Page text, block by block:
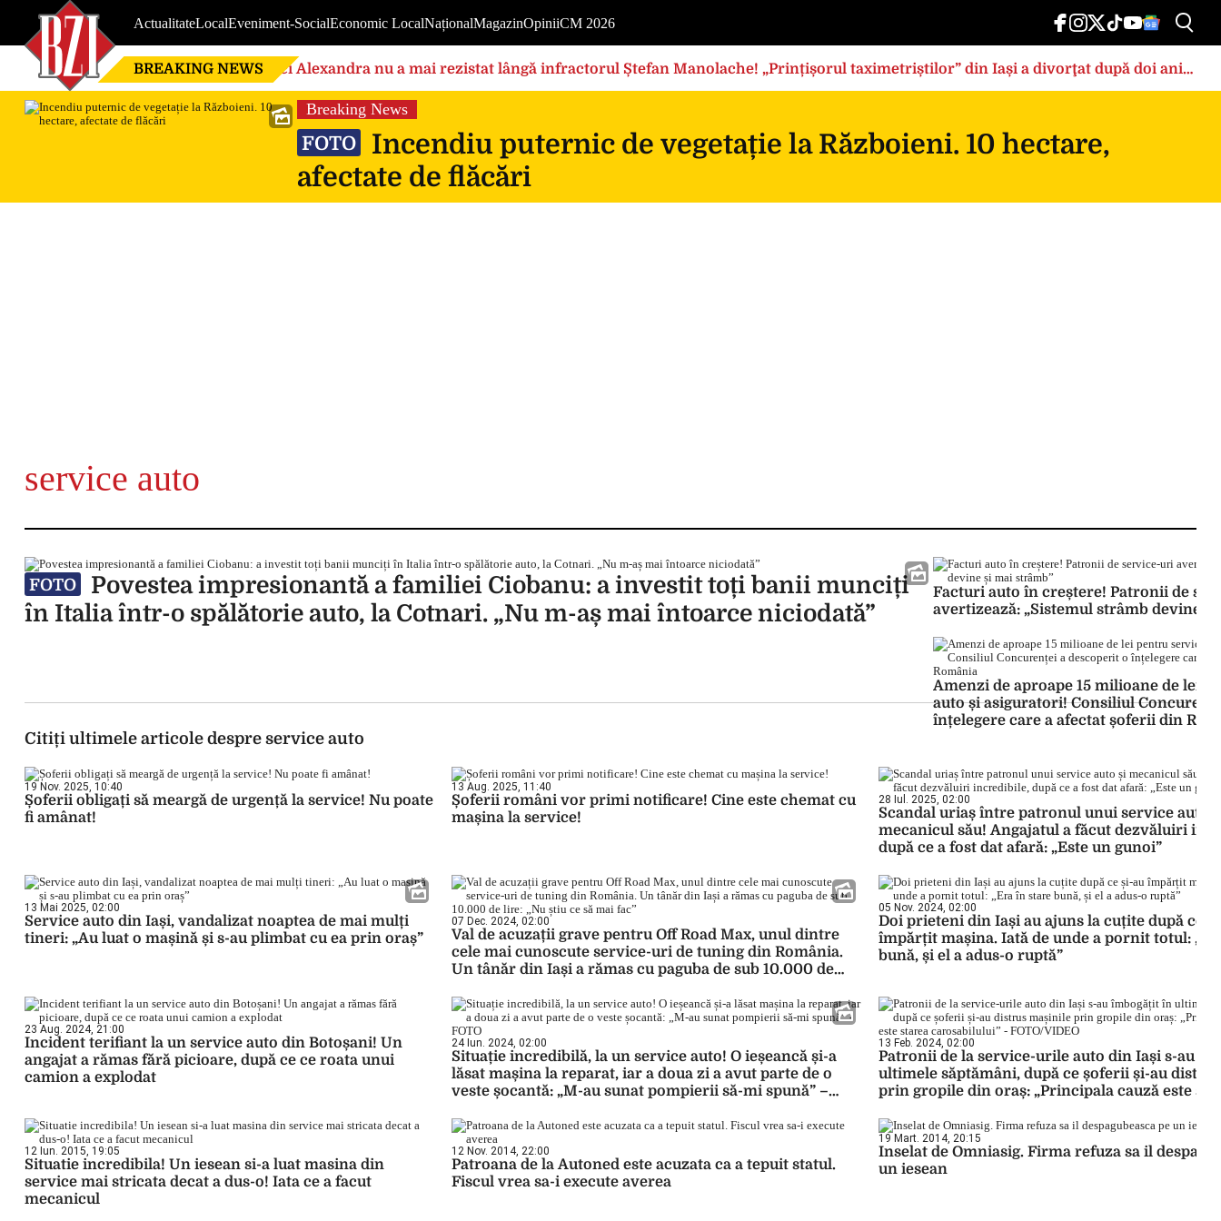
ActualitateLocalEveniment-SocialEconomic LocalNaționalMagazinOpiniiCM 2026
BREAKING NEWS Nici Alexandra nu a mai rezistat lângă infractorul Ștefan Manolache! „Prințișorul taximetriștilor” din Iași a divorţat după doi ani
de căsnicie
Breaking News
FOTO
Incendiu puternic de vegetație la Războieni. 10 hectare,
afectate de flăcări
service auto
FOTO
Povestea impresionantă a familiei Ciobanu: a investit toți banii munciți
în Italia într-o spălătorie auto, la Cotnari. „Nu m-aș mai întoarce niciodată”
Facturi auto în creștere! Patronii de
avertizează: „Sistemul strâmb devine și
Amenzi de aproape 15 milioane de lei
auto și asiguratori! Consiliul
înțelegere care a afectat șoferii din
Citiți ultimele articole despre service auto
19 Nov. 2025, 10:40
Șoferii obligați să meargă de urgență la service! Nu poate
fi amânat!
13 Aug. 2025, 11:40
Șoferii români vor primi notificare! Cine este chemat cu
mașina la service!
28 Iul. 2025, 02:00
Scandal uriaș între patronul unui service auto
mecanicul său! Angajatul a făcut dezvăluiri
după ce a fost dat afară: „Este un gunoi”
13 Mai 2025, 02:00
Service auto din Iași, vandalizat noaptea de mai mulți
tineri: „Au luat o mașină și s-au plimbat cu ea prin oraș”
07 Dec. 2024, 02:00
Val de acuzații grave pentru Off Road Max, unul dintre
cele mai cunoscute service-uri de tuning din România.
Un tânăr din Iași a rămas cu paguba de sub 10.000 de
05 Nov. 2024, 02:00
Doi prieteni din Iași au ajuns la cuțite după ce
împărțit mașina. Iată de unde a pornit totul:
bună, și el a adus-o ruptă”
23 Aug. 2024, 21:00
Incident terifiant la un service auto din Botoșani! Un
angajat a rămas fără picioare, după ce ce roata unui
camion a explodat
24 Iun. 2024, 02:00
Situație incredibilă, la un service auto! O ieșeancă și-a
lăsat mașina la reparat, iar a doua zi a avut parte de o
veste șocantă: „M-au sunat pompierii să-mi spună” –
13 Feb. 2024, 02:00
Patronii de la service-urile auto din Iași s-au
ultimele săptămâni, după ce șoferii și-au
prin gropile din oraș: „Principala cauză este
12 Iun. 2015, 19:05
Situatie incredibila! Un iesean si-a luat masina din
service mai stricata decat a dus-o! Iata ce a facut
mecanicul
12 Nov. 2014, 22:00
Patroana de la Autoned este acuzata ca a tepuit statul.
Fiscul vrea sa-i execute averea
19 Mart. 2014, 20:15
Inselat de Omniasig. Firma refuza sa il
un iesean